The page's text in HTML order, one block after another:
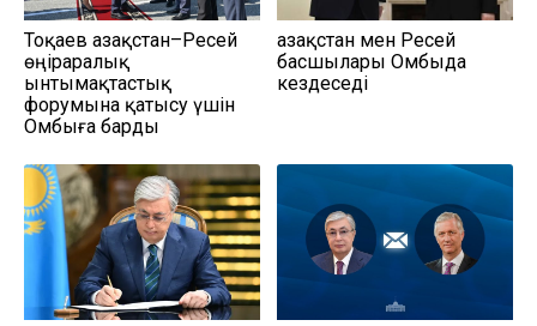
Тоқаев Қазақстан–Ресей
өңіраралық
ынтымақтастық
форумына қатысу үшін
Омбыға барды
Қазақстан мен Ресей
басшылары Омбыда
кездеседі